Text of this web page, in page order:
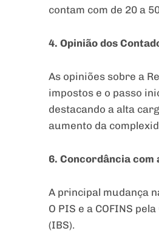
contam com de 20 a
4. Opinião dos
As opiniões sobre a
impostos e o passo
destacando a alta
aumento da
6. Concordância com
A principal mudança
O PIS e a COFINS
(IBS).